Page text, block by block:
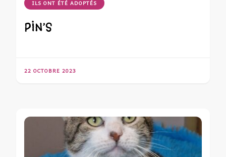
ILS ONT ÉTÉ ADOPTÉS
PIN’S
22 OCTOBRE 2023